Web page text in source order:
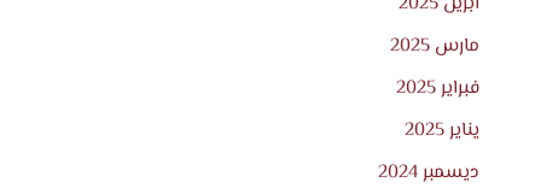
مارس 2025
فبراير 2025
يناير 2025
ديسمبر 2024